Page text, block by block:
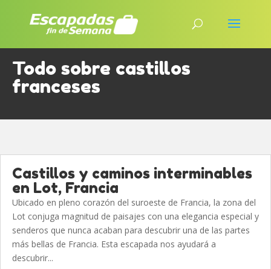
Todo sobre castillos
franceses
Castillos y caminos interminables
en Lot, Francia
Ubicado en pleno corazón del suroeste de Francia, la zona del
Lot conjuga magnitud de paisajes con una elegancia especial y
senderos que nunca acaban para descubrir una de las partes
más bellas de Francia. Esta escapada nos ayudará a
descubrir...